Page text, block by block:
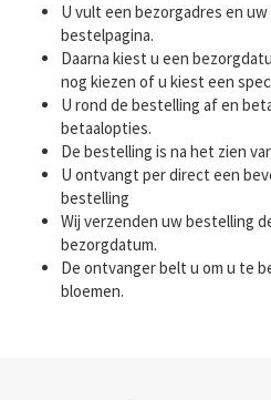
U vult een bezorgadres en
bestelpagina.
Daarna kiest u een
nog kiezen of u kiest een
U rond de bestelling af en
betaalopties.
De bestelling is na het zien
U ontvangt per direct een
bestelling
Wij verzenden uw bestelling
bezorgdatum.
De ontvanger belt u om u te
bloemen.